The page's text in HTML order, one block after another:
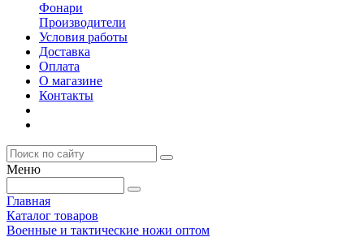
Фонари
Производители
Условия работы
Доставка
Оплата
О магазине
Контакты
Меню
Главная
Каталог товаров
Военные и тактические ножи оптом